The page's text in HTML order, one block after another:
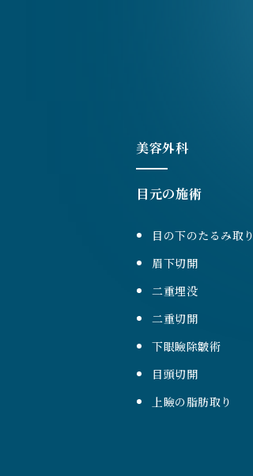
美容外科
目元の施術
目の下のたるみ取り
眉下切開
二重埋没
二重切開
下眼瞼除皺術
目頭切開
上瞼の脂肪取り